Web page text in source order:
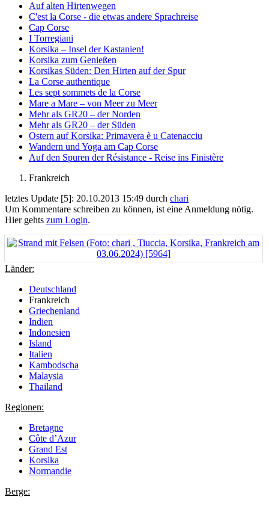
Auf alten Hirtenwegen
C'est la Corse - die etwas andere Sprachreise
Cap Corse
I Torregiani
Korsika – Insel der Kastanien!
Korsika zum Genießen
Korsikas Süden: Den Hirten auf der Spur
La Corse authentique
Les sept sommets de la Corse
Mare a Mare – von Meer zu Meer
Mehr als GR20 – der Norden
Mehr als GR20 – der Süden
Ostern auf Korsika: Primavera è u Catenacciu
Wandern und Yoga am Cap Corse
Auf den Spuren der Résistance - Reise ins Finistère
Frankreich
letztes Update [5]: 20.10.2013 15:49 durch chari
Um Kommentare schreiben zu können, ist eine Anmeldung nötig.
Hier gehts zum Login.
Länder:
Deutschland
Frankreich
Griechenland
Indien
Indonesien
Island
Italien
Kambodscha
Malaysia
Thailand
Regionen:
Bretagne
Côte d’Azur
Grand Est
Korsika
Normandie
Berge: